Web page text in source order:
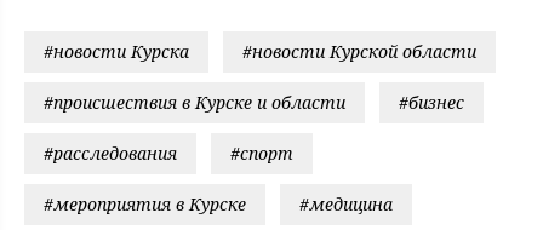
#новости Курска #новости Курской области
#происшествия в Курске и области #бизнес
#расследования #спорт
#мероприятия в Курске #медицина